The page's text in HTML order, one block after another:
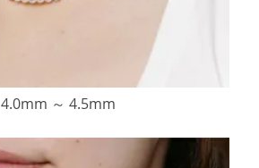
4.0mm ～ 4.5mm